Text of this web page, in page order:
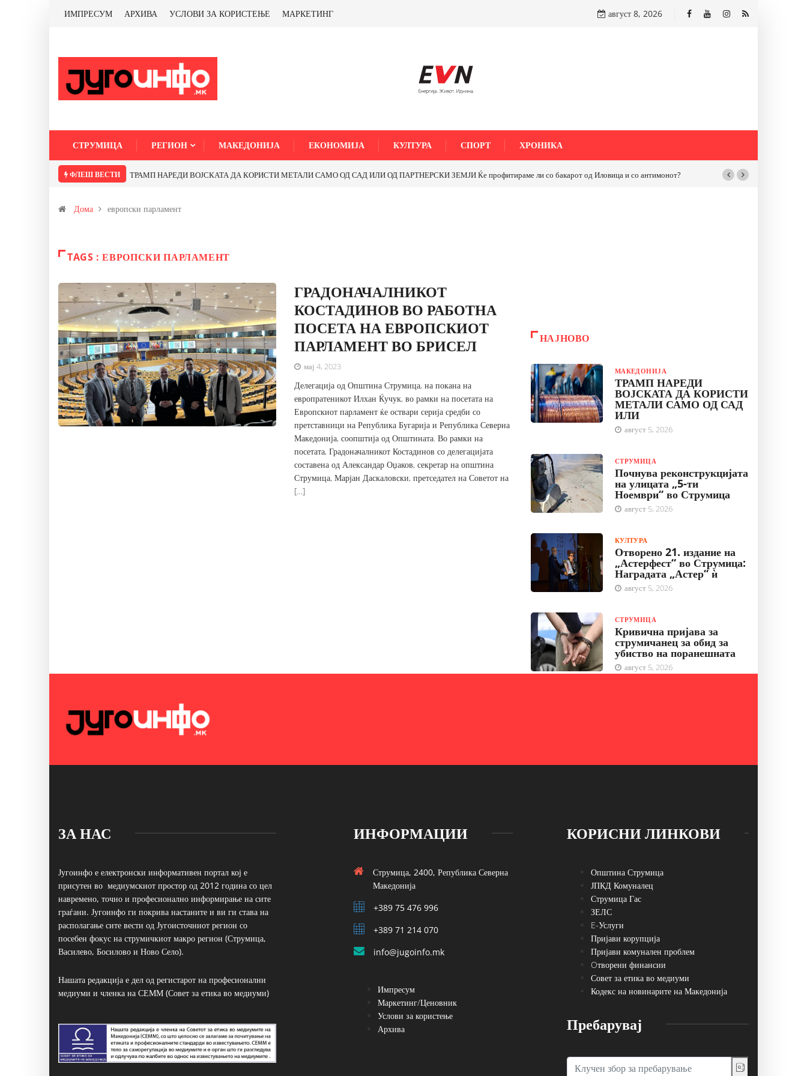
ИМПРЕСУМ АРХИВА УСЛОВИ ЗА КОРИСТЕЊЕ МАРКЕТИНГ август 8, 2026
СТРУМИЦА РЕГИОН МАКЕДОНИЈА ЕКОНОМИЈА КУЛТУРА СПОРТ ХРОНИКА
ФЛЕШ ВЕСТИ ТРАМП НАРЕДИ ВОЈСКАТА ДА КОРИСТИ МЕТАЛИ САМО ОД САД ИЛИ ОД ПАРТНЕРСКИ ЗЕМЈИ Ќе профитираме ли со бакарот од Иловица и со антимонот?
Дома европски парламент
TAGS : ЕВРОПСКИ ПАРЛАМЕНТ
ГРАДОНАЧАЛНИКОТ
КОСТАДИНОВ ВО РАБОТНА
ПОСЕТА НА ЕВРОПСКИОТ
ПАРЛАМЕНТ ВО БРИСЕЛ
мај 4, 2023
Делегација од Општина Струмица, на покана на
европратеникот Илхан Ќучук, во рамки на посетата на
Европскиот парламент ќе оствари серија средби со
претставници на Република Бугарија и Република Северна
Македонија, соопштија од Општината. Во рамки на
посетата, Градоначалникот Костадинов со делегацијата
составена од Александар Оџаков, секретар на општина
Струмица, Марјан Даскаловски, претседател на Советот на
[…]
НАЈНОВО
МАКЕДОНИЈА
ТРАМП НАРЕДИ
ВОЈСКАТА ДА КОРИСТИ
МЕТАЛИ САМО ОД САД
ИЛИ
август 5, 2026
СТРУМИЦА
Почнува реконструкцијата
на улицата „5-ти
Ноември“ во Струмица
август 5, 2026
КУЛТУРА
Отворено 21. издание на
„Астерфест“ во Струмица:
Наградата „Астер“ ѝ
август 5, 2026
СТРУМИЦА
Кривична пријава за
струмичанец за обид за
убиство на поранешната
август 5, 2026
ЗА НАС
Југоинфо е електронски информативен портал кој е
присутен во медиумскиот простор од 2012 година со цел
навремено, точно и професионално информирање на сите
граѓани. Југоинфо ги покрива настаните и ви ги става на
располагање сите вести од Југоисточниот регион со
посебен фокус на струмичкиот макро регион (Струмица,
Василево, Босилово и Ново Село).
Нашата редакција е дел од регистарот на професионални
медиуми и членка на СЕММ (Совет за етика во медиуми)
ИНФОРМАЦИИ
Струмица, 2400, Република Северна
Македонија
+389 75 476 996
+389 71 214 070
info@jugoinfo.mk
Импресум
Маркетинг/Ценовник
Услови за користење
Архива
КОРИСНИ ЛИНКОВИ
Општина Струмица
ЈПКД Комуналец
Струмица Гас
ЗЕЛС
E-Услуги
Пријави корупција
Пријави комунален проблем
Oтворени финансии
Совет за етика во медиуми
Кодекс на новинарите на Македонија
Пребарувај